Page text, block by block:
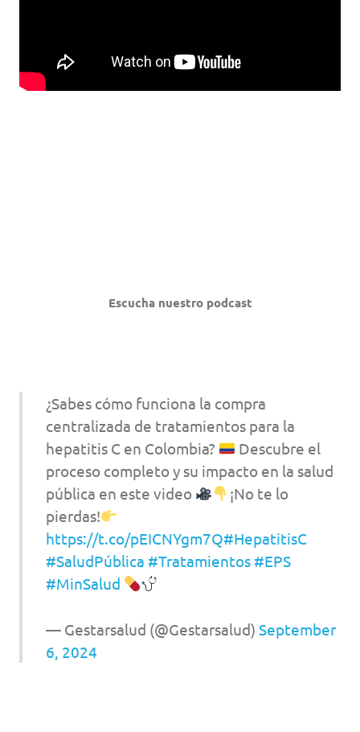
Escucha nuestro podcast
¿Sabes cómo funciona la compra
centralizada de tratamientos para la
hepatitis C en Colombia?
Descubre el
proceso completo y su impacto en la salud
pública en este video
¡No te lo
pierdas!
https://t.co/pEICNYgm7Q#HepatitisC
#SaludPública #Tratamientos #EPS
#MinSalud
— Gestarsalud (@Gestarsalud) September
6, 2024